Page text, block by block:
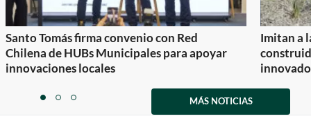
Santo Tomás firma convenio con Red
Chilena de HUBs Municipales para apoyar
innovaciones locales
Imitan a
itemitemitem
MÁS NOTICIAS